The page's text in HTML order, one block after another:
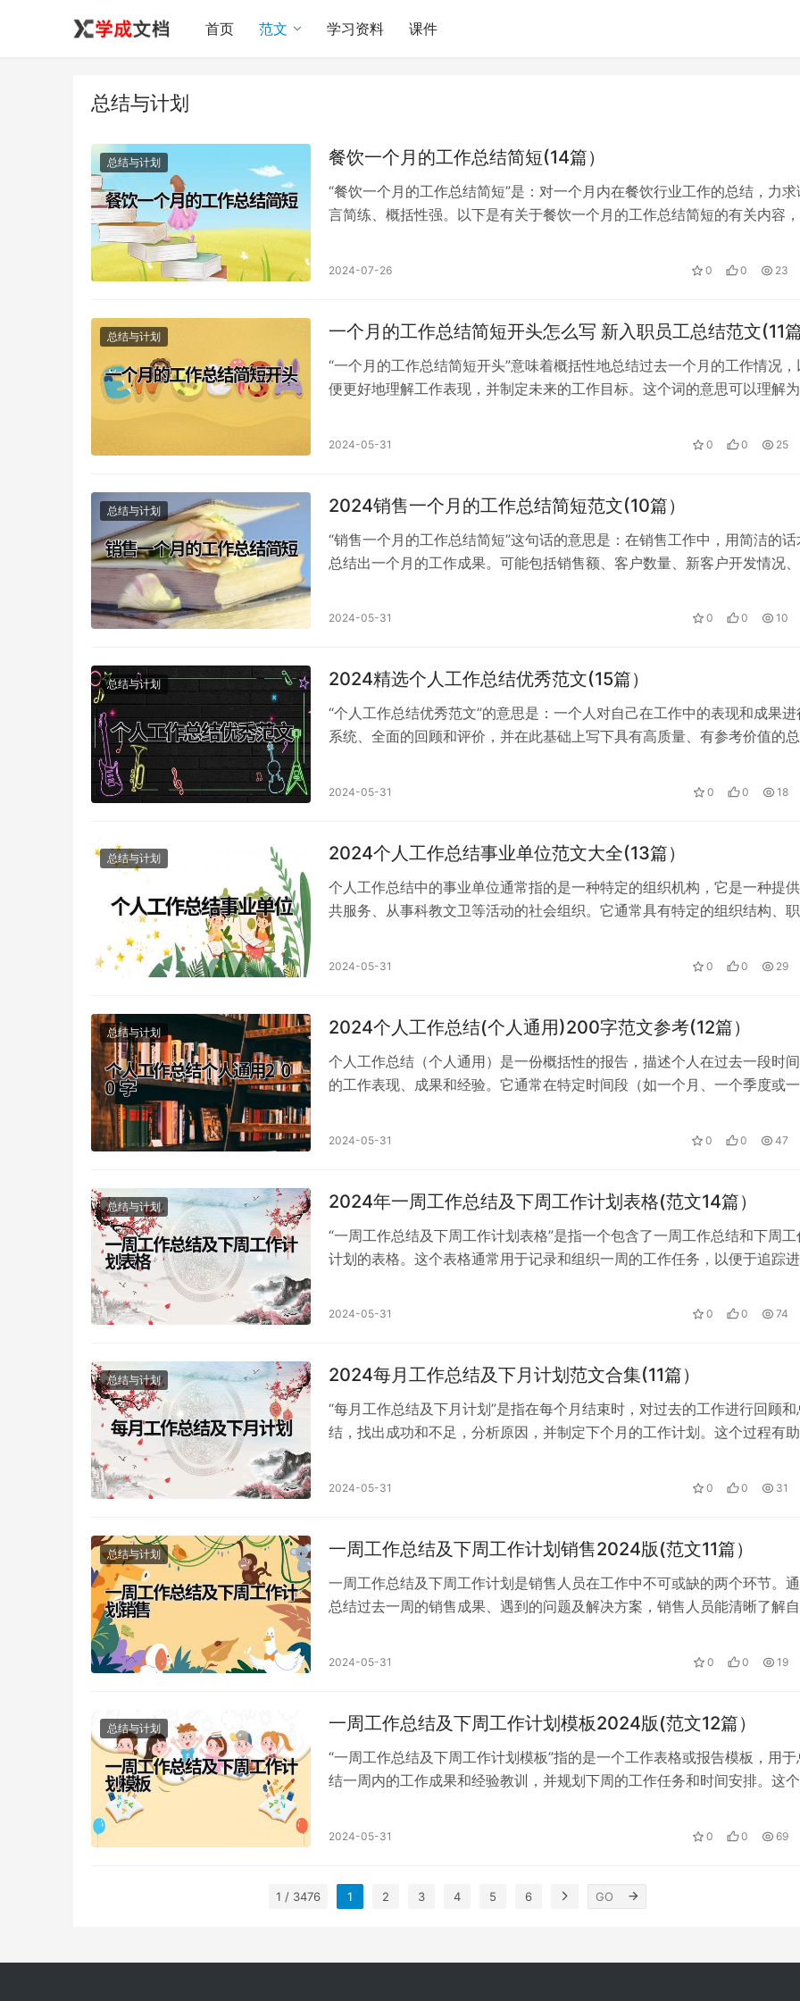
首页 范文 学习资料 课件
总结与计划
总结与计划 餐饮一个月的工作总结简短(14篇）
“餐饮一个月的工作总结简短”是：对一个月内在餐饮行业工作的总结，力求
言简练、概括性强。以下是有关于餐饮一个月的工作总结简短的有关内容，
2024-07-26 0 0 23
总结与计划 一个月的工作总结简短开头怎么写 新入职员工总结范文(11篇
“一个月的工作总结简短开头”意味着概括性地总结过去一个月的工作情况，
便更好地理解工作表现，并制定未来的工作目标。这个词的意思可以理解为
2024-05-31 0 0 25
总结与计划 2024销售一个月的工作总结简短范文(10篇）
“销售一个月的工作总结简短”这句话的意思是：在销售工作中，用简洁的话
总结出一个月的工作成果。可能包括销售额、客户数量、新客户开发情况、
2024-05-31 0 0 10
总结与计划 2024精选个人工作总结优秀范文(15篇）
“个人工作总结优秀范文”的意思是：一个人对自己在工作中的表现和成果进
系统、全面的回顾和评价，并在此基础上写下具有高质量、有参考价值的总
2024-05-31 0 0 18
总结与计划 2024个人工作总结事业单位范文大全(13篇）
个人工作总结中的事业单位通常指的是一种特定的组织机构，它是一种提
共服务、从事科教文卫等活动的社会组织。它通常具有特定的组织结构、职
2024-05-31 0 0 29
总结与计划 2024个人工作总结(个人通用)200字范文参考(12篇）
个人工作总结（个人通用）是一份概括性的报告，描述个人在过去一段时
的工作表现、成果和经验。它通常在特定时间段（如一个月、一个季度或一
2024-05-31 0 0 47
总结与计划 2024年一周工作总结及下周工作计划表格(范文14篇）
“一周工作总结及下周工作计划表格”是指一个包含了一周工作总结和下周工
计划的表格。这个表格通常用于记录和组织一周的工作任务，以便于追踪进
2024-05-31 0 0 74
总结与计划 2024每月工作总结及下月计划范文合集(11篇）
“每月工作总结及下月计划”是指在每个月结束时，对过去的工作进行回顾和
结，找出成功和不足，分析原因，并制定下个月的工作计划。这个过程有助
2024-05-31 0 0 31
总结与计划 一周工作总结及下周工作计划销售2024版(范文11篇）
一周工作总结及下周工作计划是销售人员在工作中不可或缺的两个环节。
总结过去一周的销售成果、遇到的问题及解决方案，销售人员能清晰了解自
2024-05-31 0 0 19
总结与计划 一周工作总结及下周工作计划模板2024版(范文12篇）
“一周工作总结及下周工作计划模板”指的是一个工作表格或报告模板，用于
结一周内的工作成果和经验教训，并规划下周的工作任务和时间安排。这个
2024-05-31 0 0 69
1 / 3476 1 2 3 4 5 6